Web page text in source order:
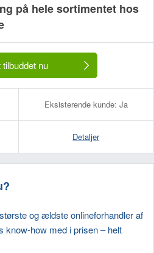
på hele sortimentet hos
tilbuddet nu
Eksisterende kunde: Ja
Detaljer
og ældste onlineforhandler af
know-how med i prisen – helt